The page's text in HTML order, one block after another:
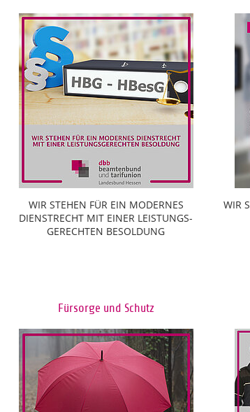
WIR STEHEN FÜR EIN MODERNES
DIENSTRECHT MIT EINER LEISTUNGS-
GERECHTEN BESOLDUNG
WIR
Fürsorge und Schutz